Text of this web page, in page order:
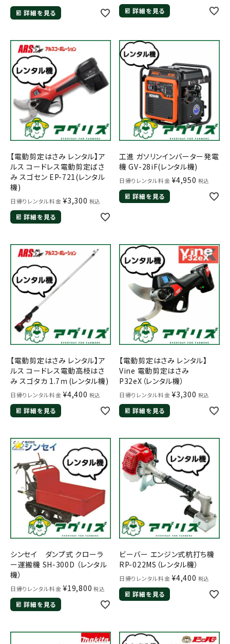
詳細を見る 詳細を見る
【電動剪定はさみ レンタル】ア
ルス コードレス電動剪定ばさ
み スゴセン EP-721(レンタル
機)
日帰りレンタル料金 ¥3,300 税込
詳細を見る
工進 ガソリンインバーター発電
機 GV-28iF(レンタル機)
日帰りレンタル料金 ¥4,950 税込
詳細を見る
【電動剪定はさみ レンタル】ア
ルス コードレス電動高枝はさ
み スゴタカ 1.7ｍ(レンタル機)
日帰りレンタル料金 ¥4,400 税込
詳細を見る
【電動剪定はさみ レンタル】
Vine 電動剪定はさみ
P32eX（レンタル機）
日帰りレンタル料金 ¥3,300 税込
詳細を見る
シンセイ ダンプ式 クローラ
ー運搬機 SH-300D （レンタル
機）
日帰りレンタル料金 ¥19,800 税込
詳細を見る
ビーバー エンジン式杭打ち機
RP-022MS（レンタル機）
日帰りレンタル料金 ¥4,400 税込
詳細を見る